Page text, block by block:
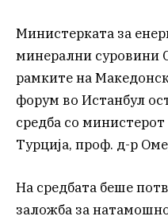
Министерката за
минерални суровини
рамките на
форум во Истанбул
средба со министерот
Турција, проф. д-р
На средбата беше
заложба за